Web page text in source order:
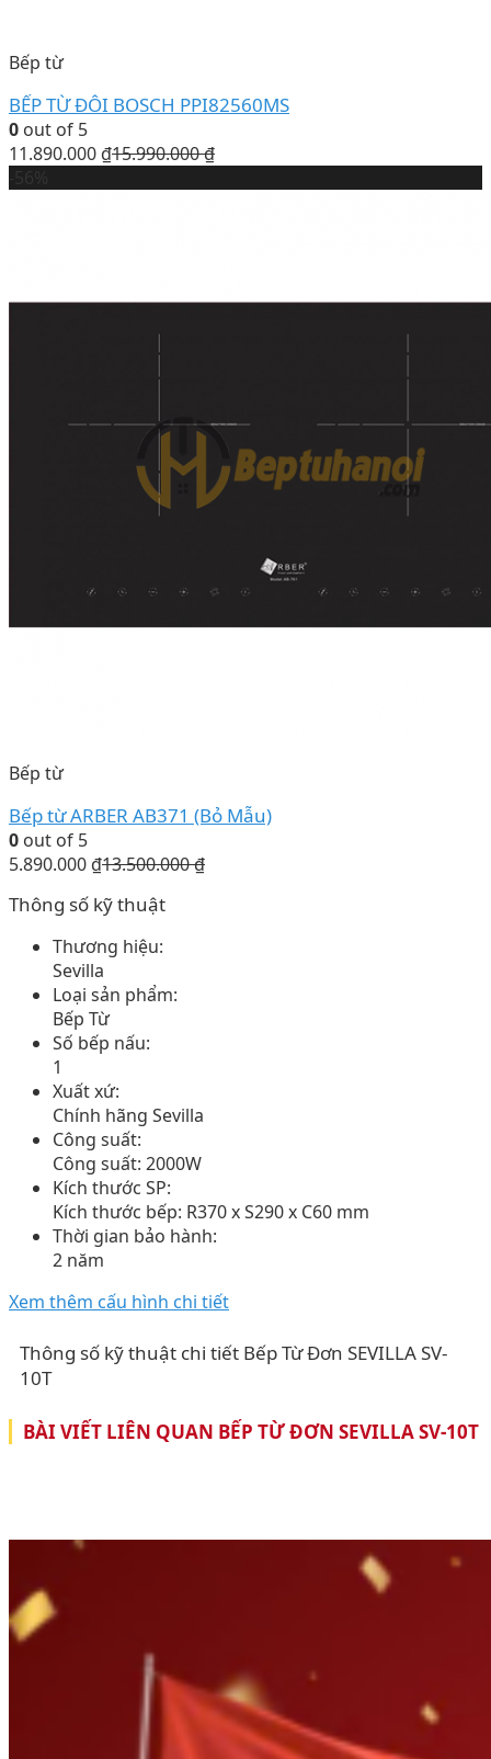
Bếp từ
BẾP TỪ ĐÔI BOSCH PPI82560MS
0 out of 5
11.890.000 ₫15.990.000₫
Bếp từ
Bếp từ ARBER AB371 (Bỏ Mẫu)
0 out of 5
5.890.000 ₫13.500.000₫
Thông số kỹ thuật
Thương hiệu:
Sevilla
Loại sản phẩm:
Bếp Từ
Số bếp nấu:
1
Xuất xứ:
Chính hãng Sevilla
Công suất:
Công suất: 2000W
Kích thước SP:
Kích thước bếp: R370 x S290 x C60 mm
Thời gian bảo hành:
2 năm
Xem thêm cấu hình chi tiết
Thông số kỹ thuật chi tiết Bếp Từ Đơn SEVILLA SV-
10T
BÀI VIẾT LIÊN QUAN BẾP TỪ ĐƠN SEVILLA SV-10T